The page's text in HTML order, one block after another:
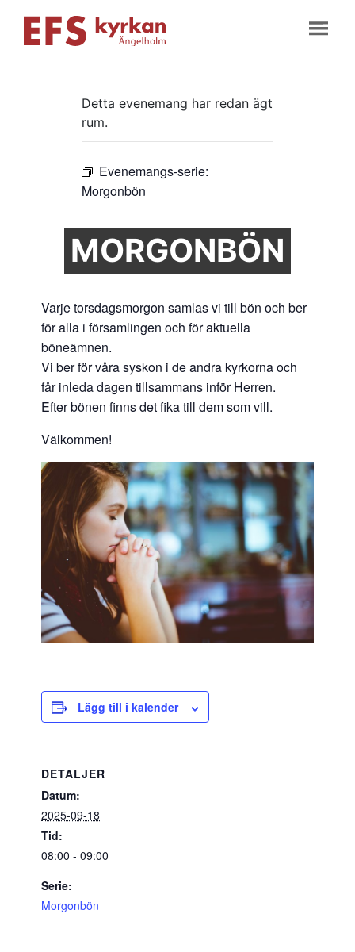
Detta evenemang har redan ägt
rum.
Evenemangs-serie:
Morgonbön
MORGONBÖN
Varje torsdagsmorgon samlas vi till bön och ber
för alla i församlingen och för aktuella
böneämnen.
Vi ber för våra syskon i de andra kyrkorna och
får inleda dagen tillsammans inför Herren.
Efter bönen finns det fika till dem som vill.
Välkommen!
Lägg till i kalender
DETALJER
Datum:
2025-09-18
Tid:
08:00 - 09:00
Serie:
Morgonbön